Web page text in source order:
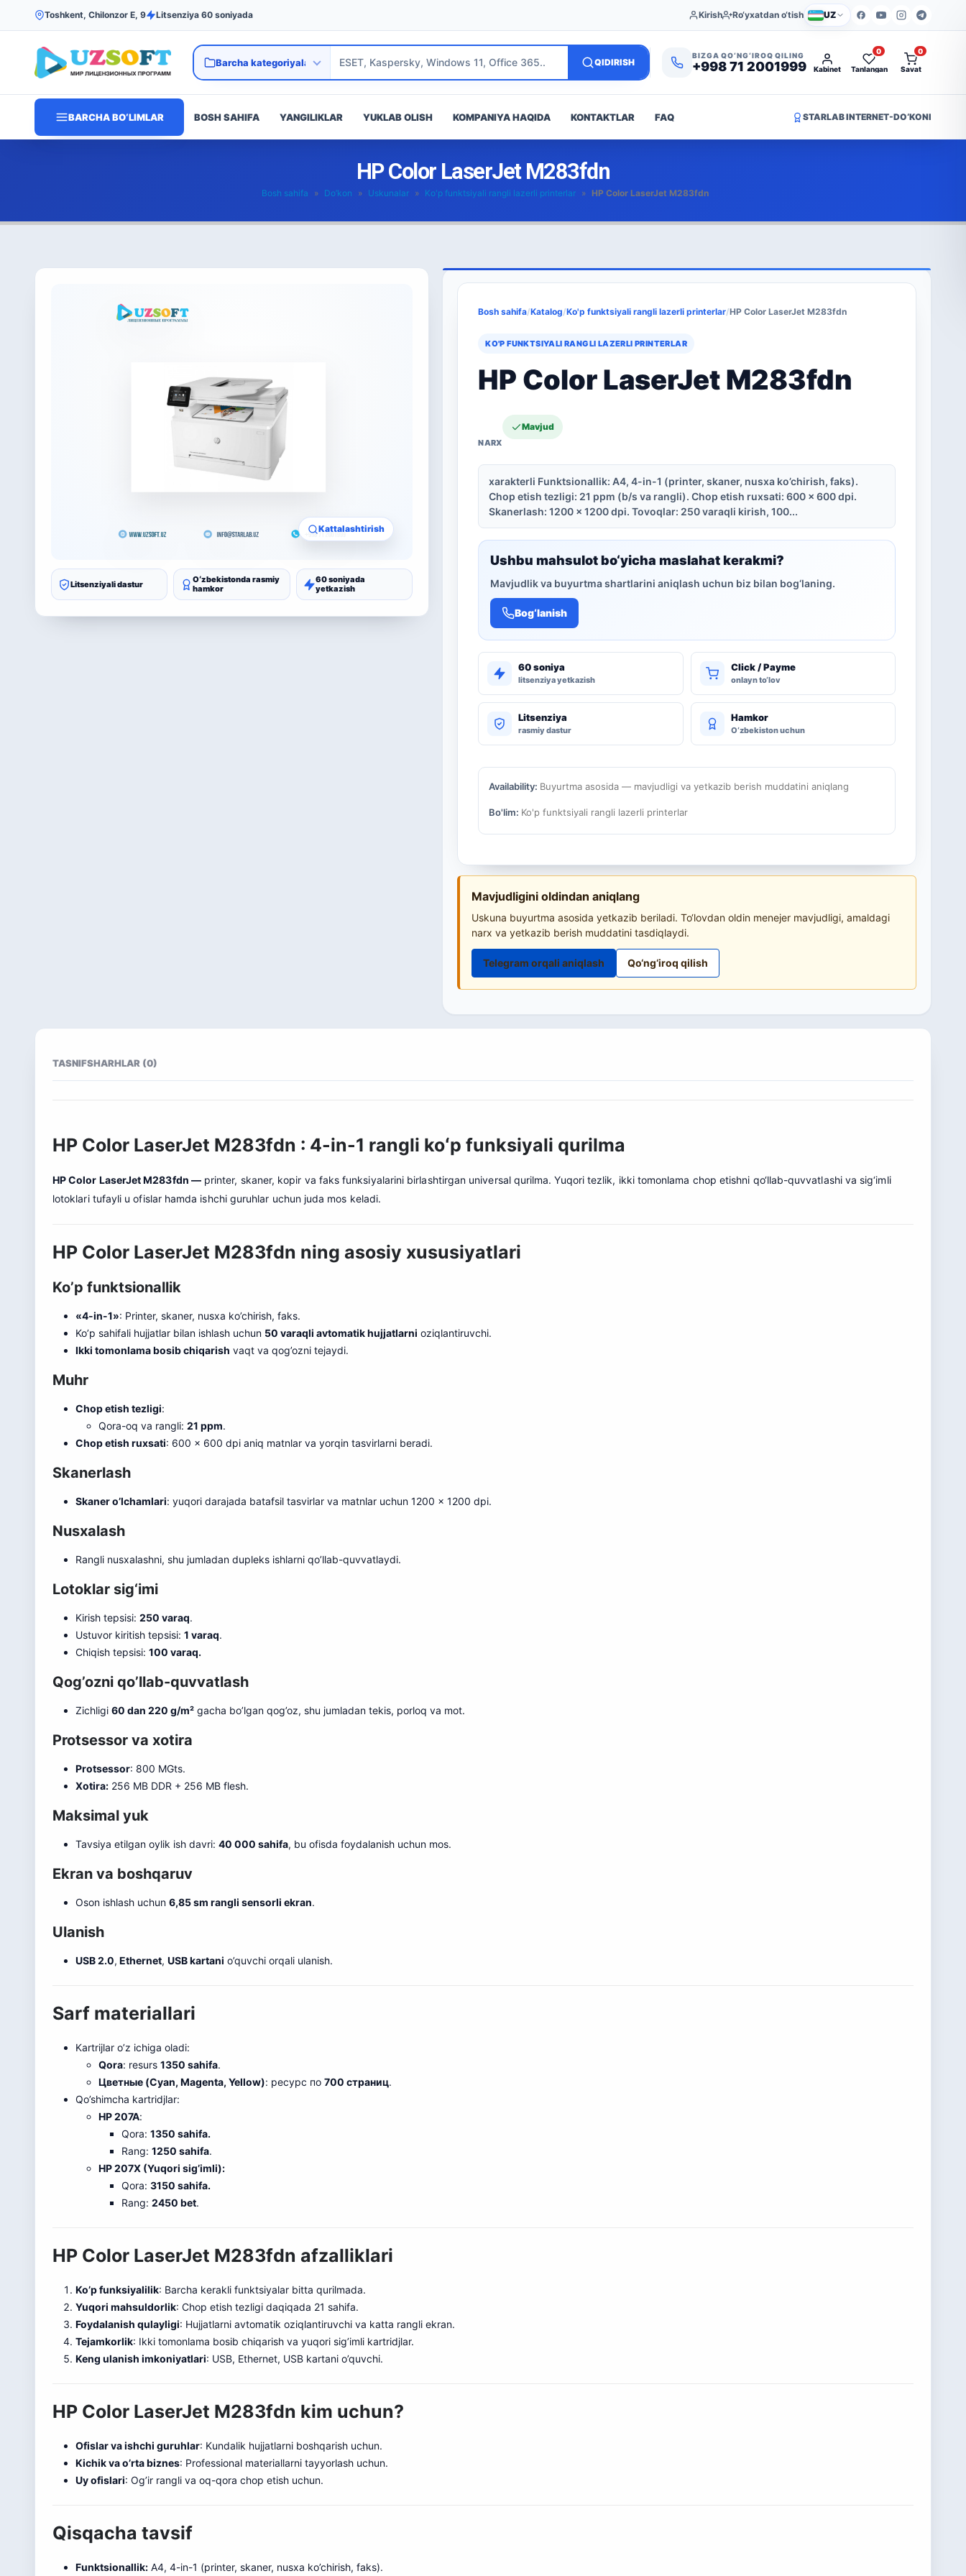
Toshkent, Chilonzor E, 9 Litsenziya 60 soniyada Kirish Ro‘yxatdan o‘tish UZ
QIDIRISH
BIZGA QO‘NG‘IROQ QILING
+998 71 2001999 Kabinet Tanlangan
0
Savat
0
BARCHA BO‘LIMLAR BOSH SAHIFA YANGILIKLAR YUKLAB OLISH KOMPANIYA HAQIDA KONTAKTLAR FAQ STARLAB INTERNET-DO‘KONI
HP Color LaserJet M283fdn
Bosh sahifa » Do’kon » Uskunalar » Ko'p funktsiyali rangli lazerli printerlar » HP Color LaserJet M283fdn
Kattalashtirish
Litsenziyali dastur
Oʻzbekistonda rasmiy
hamkor
60 soniyada
yetkazish
Bosh sahifa/Katalog/Ko'p funktsiyali rangli lazerli printerlar/HP Color LaserJet M283fdn
KO'P FUNKTSIYALI RANGLI LAZERLI PRINTERLAR
HP Color LaserJet M283fdn
Mavjud
xarakterli Funktsionallik: A4, 4-in-1 (printer, skaner, nusxa ko’chirish, faks).
Chop etish tezligi: 21 ppm (b/s va rangli). Chop etish ruxsati: 600 x 600 dpi.
Skanerlash: 1200 x 1200 dpi. Tovoqlar: 250 varaqli kirish, 100...
Ushbu mahsulot bo‘yicha maslahat kerakmi?
Mavjudlik va buyurtma shartlarini aniqlash uchun biz bilan bog‘laning.
Bog‘lanish
60 soniya
litsenziya yetkazish
Click / Payme
onlayn to‘lov
Litsenziya
rasmiy dastur
Hamkor
O‘zbekiston uchun
Availability: Buyurtma asosida — mavjudligi va yetkazib berish muddatini aniqlang
Bo'lim: Ko'p funktsiyali rangli lazerli printerlar
Mavjudligini oldindan aniqlang
Uskuna buyurtma asosida yetkazib beriladi. To‘lovdan oldin menejer mavjudligi, amaldagi
narx va yetkazib berish muddatini tasdiqlaydi.
Telegram orqali aniqlash Qo‘ng‘iroq qilish
TASNIFSHARHLAR (0)
HP Color LaserJet M283fdn : 4-in-1 rangli koʻp funksiyali qurilma
HP Color LaserJet M283fdn —printer, skaner, kopir va faks funksiyalarini birlashtirgan universal qurilma. Yuqori tezlik, ikki tomonlama chop etishni qo‘llab-quvvatlashi va sig‘imli
lotoklari tufayli u ofislar hamda ishchi guruhlar uchun juda mos keladi.
HP Color LaserJet M283fdn ning asosiy xususiyatlari
Ko’p funktsionallik
«4-in-1»: Printer, skaner, nusxa ko’chirish, faks.
Ko’p sahifali hujjatlar bilan ishlash uchun 50 varaqli avtomatik hujjatlarni oziqlantiruvchi.
Ikki tomonlama bosib chiqarish vaqt va qog’ozni tejaydi.
Muhr
Chop etish tezligi:
Qora-oq va rangli: 21 ppm.
Chop etish ruxsati: 600 x 600 dpi aniq matnlar va yorqin tasvirlarni beradi.
Skanerlash
Skaner o’lchamlari: yuqori darajada batafsil tasvirlar va matnlar uchun 1200 x 1200 dpi.
Nusxalash
Rangli nusxalashni, shu jumladan dupleks ishlarni qo’llab-quvvatlaydi.
Lotoklar sig‘imi
Kirish tepsisi: 250 varaq.
Ustuvor kiritish tepsisi: 1 varaq.
Chiqish tepsisi: 100 varaq.
Qog’ozni qo’llab-quvvatlash
Zichligi 60 dan 220 g/m² gacha bo’lgan qog’oz, shu jumladan tekis, porloq va mot.
Protsessor va xotira
Protsessor: 800 MGts.
Xotira: 256 MB DDR + 256 MB flesh.
Maksimal yuk
Tavsiya etilgan oylik ish davri: 40 000 sahifa, bu ofisda foydalanish uchun mos.
Ekran va boshqaruv
Oson ishlash uchun 6,85 sm rangli sensorli ekran.
Ulanish
USB 2.0, Ethernet, USB kartani o’quvchi orqali ulanish.
Sarf materiallari
Kartrijlar o’z ichiga oladi:
Qora: resurs 1350 sahifa.
Цветные (Cyan, Magenta, Yellow): ресурс по 700 страниц.
Qo’shimcha kartridjlar:
HP 207A:
Qora: 1350 sahifa.
Rang: 1250 sahifa.
HP 207X (Yuqori sig’imli):
Qora: 3150 sahifa.
Rang: 2450 bet.
HP Color LaserJet M283fdn afzalliklari
Ko’p funksiyalilik: Barcha kerakli funktsiyalar bitta qurilmada.
Yuqori mahsuldorlik: Chop etish tezligi daqiqada 21 sahifa.
Foydalanish qulayligi: Hujjatlarni avtomatik oziqlantiruvchi va katta rangli ekran.
Tejamkorlik: Ikki tomonlama bosib chiqarish va yuqori sig’imli kartridjlar.
Keng ulanish imkoniyatlari: USB, Ethernet, USB kartani o’quvchi.
HP Color LaserJet M283fdn kim uchun?
Ofislar va ishchi guruhlar: Kundalik hujjatlarni boshqarish uchun.
Kichik va o’rta biznes: Professional materiallarni tayyorlash uchun.
Uy ofislari: Og’ir rangli va oq-qora chop etish uchun.
Qisqacha tavsif
Funktsionallik: A4, 4-in-1 (printer, skaner, nusxa ko’chirish, faks).